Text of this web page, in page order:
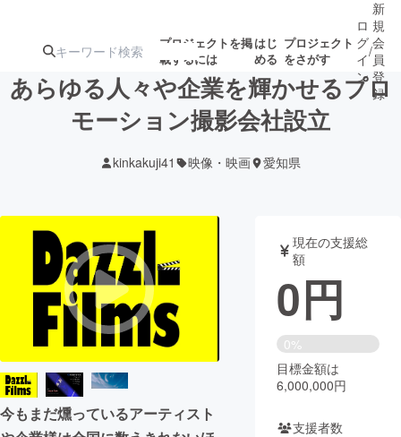
プロジェクトを掲
載するには
はじ
める
プロジェクト
をさがす
ターン
注目の新着プロ
ジェクト
募集終了が近いプ
ロジェクト
アート・写真 音楽
テクノロジー・ガジェット ゲーム・サ
映像・映画 書籍・雑誌
ビジネス・起業 チャレンジ
ロ
グ
イ
ン
/
新
規
会
員
登
録
あらゆる人々や企業を輝かせるプロ
モーション撮影会社設立
kinkakuji41 映像・映画 愛知県
今もまだ燻っているアーティスト
現在の支援総
額
0円
0%
目標金額は
6,000,000円
支援者数